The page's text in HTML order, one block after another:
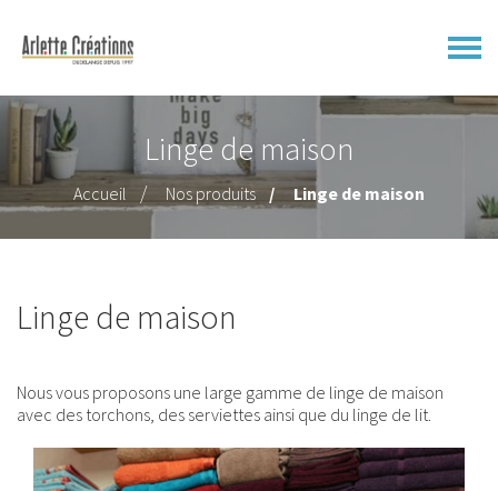
Linge de maison
Accueil Nos produits Linge de maison
Linge de maison
Nous vous proposons une large gamme de linge de maison
avec des torchons, des serviettes ainsi que du linge de lit.